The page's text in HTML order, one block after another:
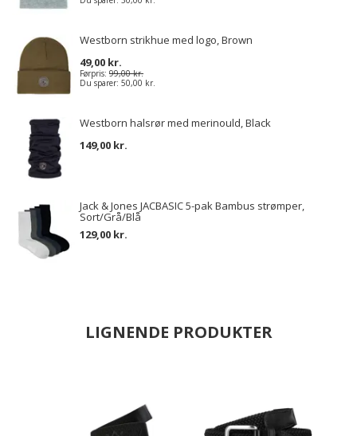
Westborn strikhue med logo, Brown
49,00 kr.
Førpris: 99,00 kr.
Du sparer: 50,00 kr.
Westborn halsrør med merinould, Black
149,00 kr.
Jack & Jones JACBASIC 5-pak Bambus strømper,
Sort/Grå/Blå
129,00 kr.
LIGNENDE PRODUKTER